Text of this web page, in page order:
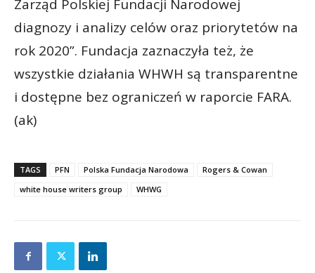
Zarząd Polskiej Fundacji Narodowej
diagnozy i analizy celów oraz priorytetów na
rok 2020”. Fundacja zaznaczyła też, że
wszystkie działania WHWH są transparentne
i dostępne bez ograniczeń w raporcie FARA.
(ak)
TAGS PFN Polska Fundacja Narodowa
Rogers & Cowan
white house writers group
WHWG